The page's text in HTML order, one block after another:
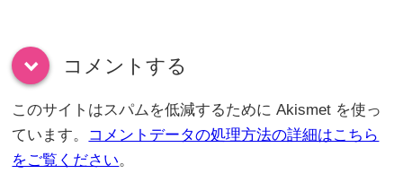
down コメントする
このサイトはスパムを低減するために Akismet を使っ
ています。 コメントデータの処理方法の詳細はこちら
をご覧ください。